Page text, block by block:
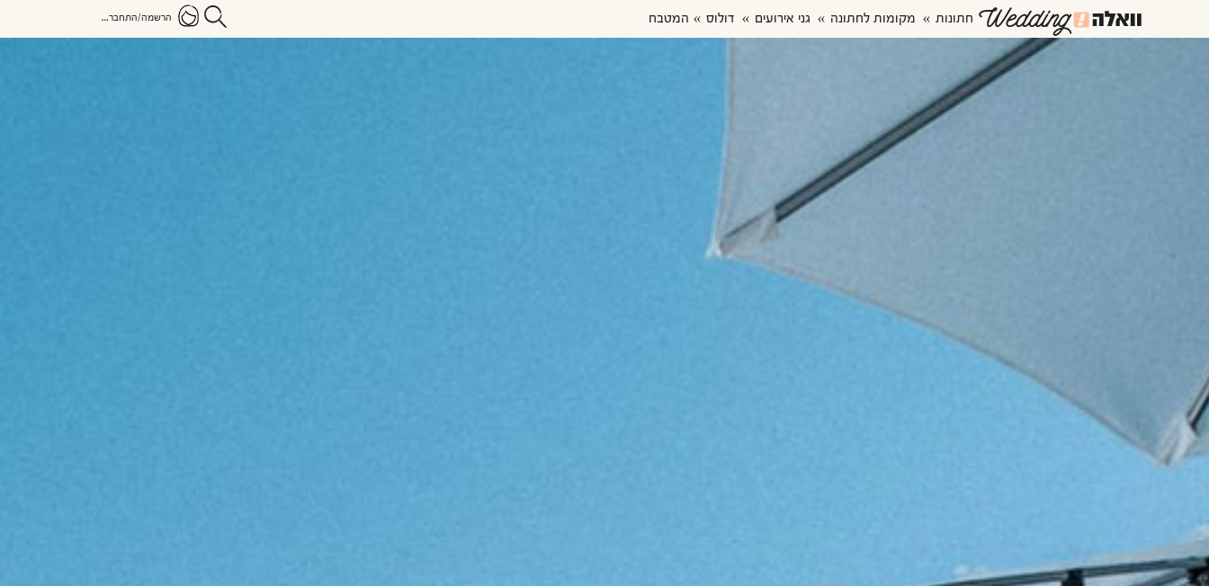
חתונות מקומות לחתונה גני אירועים דולוס המטבח הרשמה/התחברות